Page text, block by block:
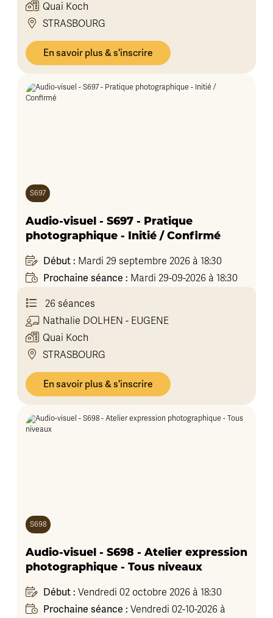
Quai Koch
STRASBOURG
En savoir plus & s'inscrire
S697
Audio-visuel - S697 - Pratique
photographique - Initié / Confirmé
Début : Mardi 29 septembre 2026 à 18:30
Prochaine séance : Mardi 29-09-2026 à 18:30
26 séances
Nathalie DOLHEN - EUGENE
Quai Koch
STRASBOURG
En savoir plus & s'inscrire
S698
Audio-visuel - S698 - Atelier expression
photographique - Tous niveaux
Début : Vendredi 02 octobre 2026 à 18:30
Prochaine séance : Vendredi 02-10-2026 à